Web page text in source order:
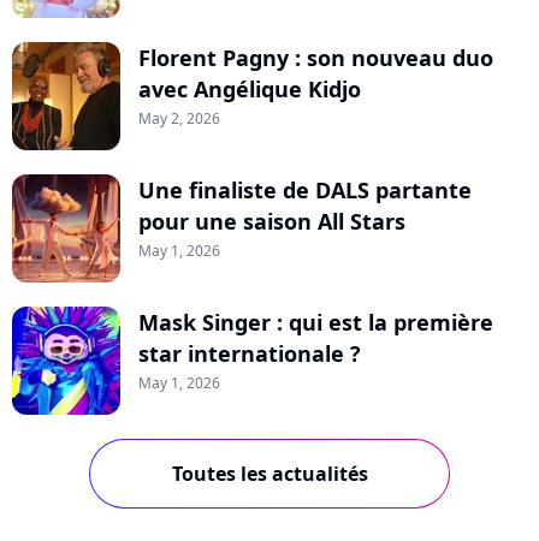
Florent Pagny : son nouveau duo
avec Angélique Kidjo
May 2, 2026
Une finaliste de DALS partante
pour une saison All Stars
May 1, 2026
Mask Singer : qui est la première
star internationale ?
May 1, 2026
Toutes les actualités